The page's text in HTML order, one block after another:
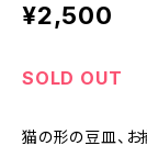
¥2,500
SOLD OUT
猫の形の豆皿、お